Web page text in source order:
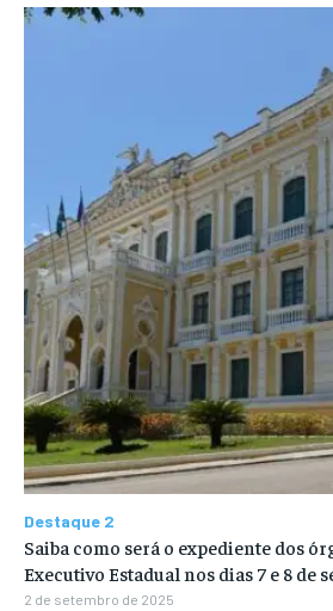
Destaque 2
Saiba como será o expediente dos
Executivo Estadual nos dias 7 e 8 de
2 de setembro de 2025